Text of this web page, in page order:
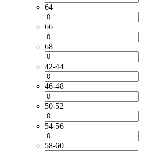
64
66
68
42-44
46-48
50-52
54-56
58-60